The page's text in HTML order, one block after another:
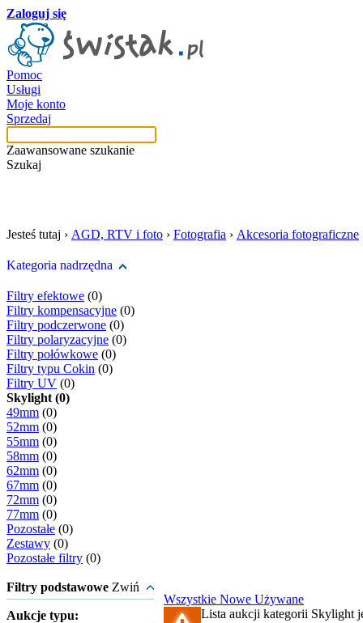
Zaloguj się
Pomoc
Usługi
Moje konto
Sprzedaj
Zaawansowane szukanie
Szukaj
Jesteś tutaj › AGD, RTV i foto › Fotografia › Akcesoria fotograficzne
Kategoria nadrzędna
Filtry efektowe (0)
Filtry kompensacyjne (0)
Filtry podczerwone (0)
Filtry polaryzacyjne (0)
Filtry połówkowe (0)
Filtry typu Cokin (0)
Filtry UV (0)
Skylight (0)
49mm (0)
52mm (0)
55mm (0)
58mm (0)
62mm (0)
67mm (0)
72mm (0)
77mm (0)
Pozostałe (0)
Zestawy (0)
Pozostałe filtry (0)
Filtry podstawowe Zwiń
Aukcje typu:
Wszystkie Nowe Używane
Lista aukcji kategorii Skylight